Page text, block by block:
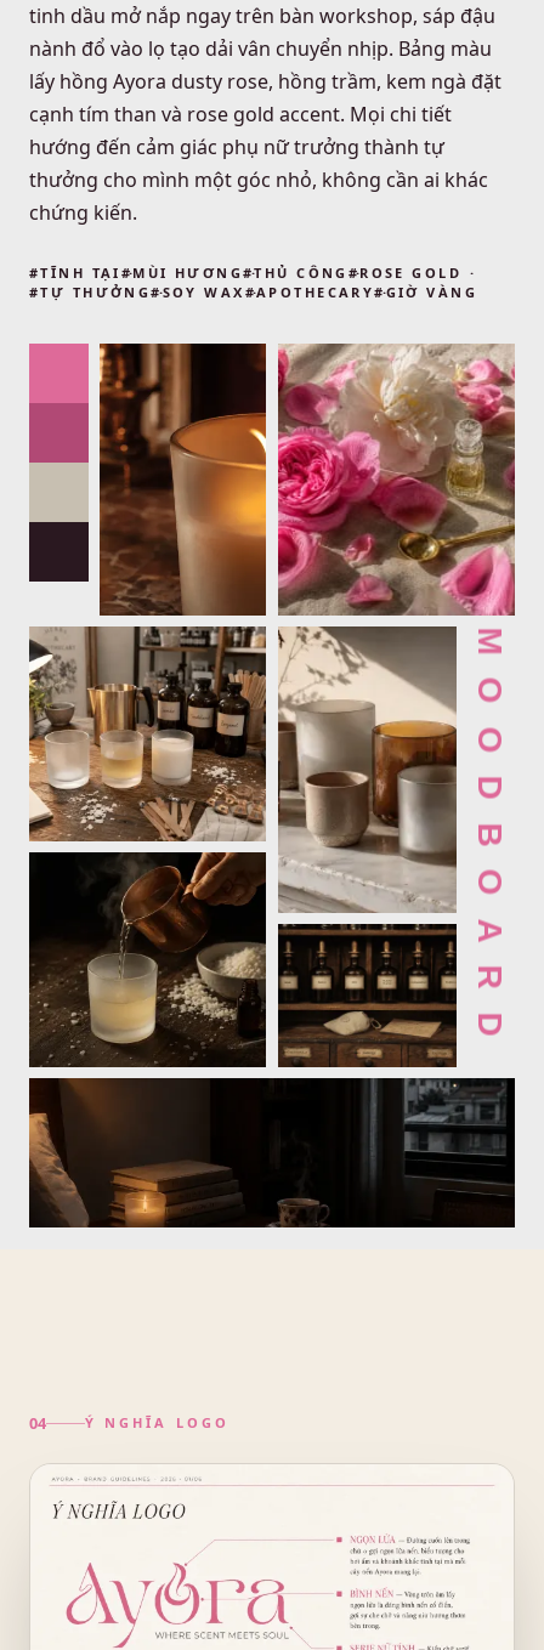
tinh dầu mở nắp ngay trên bàn workshop, sáp đậu
nành đổ vào lọ tạo dải vân chuyển nhịp. Bảng màu
lấy hồng Ayora dusty rose, hồng trầm, kem ngà đặt
cạnh tím than và rose gold accent. Mọi chi tiết
hướng đến cảm giác phụ nữ trưởng thành tự
thưởng cho mình một góc nhỏ, không cần ai khác
chứng kiến.
#TĨNH TẠI #MÙI HƯƠNG #THỦ CÔNG #ROSE GOLD
#TỰ THƯỞNG#SOY WAX #APOTHECARY#GIỜ VÀNG
MOODBOARD ✦
MOODBOARD ✦
Ý NGHĨA LOGO